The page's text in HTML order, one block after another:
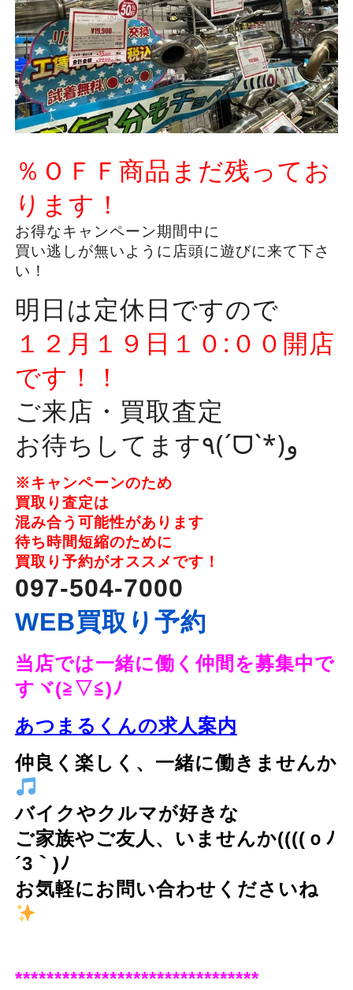
％ＯＦＦ商品まだ残ってお
ります！
お得なキャンペーン期間中に
買い逃しが無いように店頭に遊びに来て下さ
い！
明日は定休日ですので
１２月１９日１０:００開店
です！！
ご来店・買取査定
お待ちしてます٩(ˊᗜˋ*)و
※キャンペーンのため
買取り査定は
混み合う可能性があります
待ち時間短縮のために
買取り予約がオススメです！
097-504-7000
WEB買取り予約
当店では一緒に働く仲間を募集中で
すヾ(≧▽≦)ﾉ
あつまるくんの求人案内
仲良く楽しく、一緒に働きませんか
バイクやクルマが好きな
ご家族やご友人、いませんか((((ｏﾉ
´3｀)ﾉ
お気軽にお問い合わせくださいね
*******************************